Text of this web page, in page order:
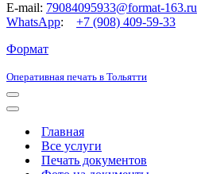
E-mail: 79084095933@format-163.ru
WhatsApp: +7 (908) 409-59-33
Формат
Оперативная печать в Тольятти
Меню
навигации
Меню
навигацииГлавная
Все услуги
Печать документов